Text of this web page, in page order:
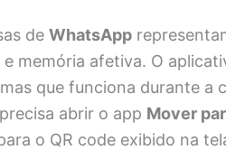
de WhatsApp
e memória afetiva. O
que funciona durante a
abrir o app Mover
o QR code exibido na